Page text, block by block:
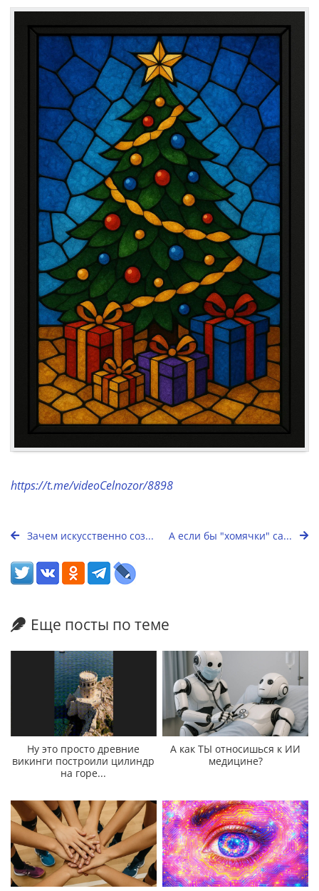
https://t.me/videoCelnozor/8898
Зачем искусственно соз... А если бы "хомячки" са...
Еще посты по теме
Ну это просто древние
викинги построили цилиндр
на горе...
А как ТЫ относишься к ИИ
медицине?